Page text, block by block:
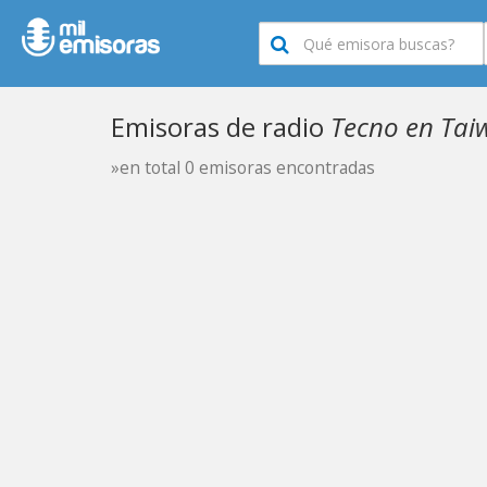
Emisoras de radio Tecno en
»en total 0 emisoras encontradas